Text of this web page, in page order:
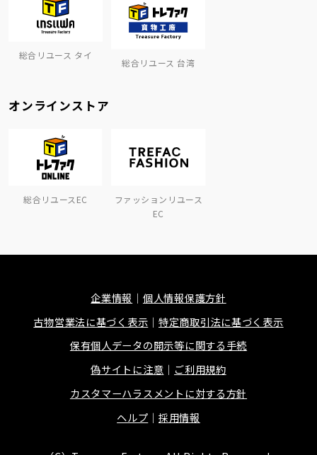
総合リユース タイ
総合リユース 台湾
オンラインストア
総合リユースEC
ファッションリユース
EC
企業情報
個人情報保護方針
古物営業法に基づく表示
特定商取引法に基づく表示
保有個人データの開示等に関する手続
偽サイトに注意
ご利用規約
カスタマーハラスメントに対する方針
ヘルプ
採用情報